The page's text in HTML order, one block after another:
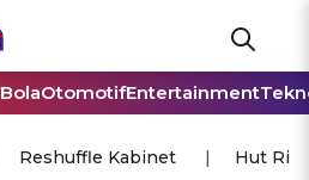
BolaOtomotifEntertainment
Reshuffle Kabinet Hut Ri